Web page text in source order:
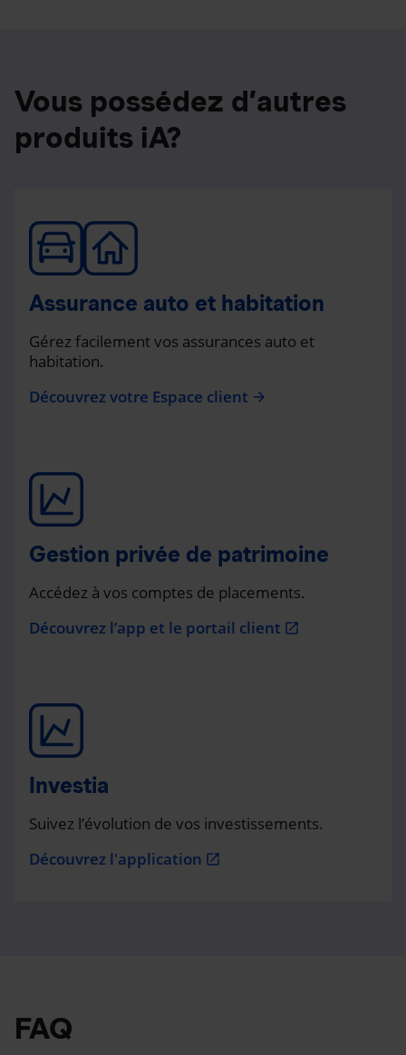
Vous possédez d’autres
produits iA?
Assurance auto et habitation
Gérez facilement vos assurances auto et
habitation.
Découvrez votre Espace client arrow_forward
Gestion privée de patrimoine
Accédez à vos comptes de placements.
Découvrez l’app et le portail client open_in_new
Investia
Suivez l’évolution de vos investissements.
Découvrez l'application open_in_new
FAQ